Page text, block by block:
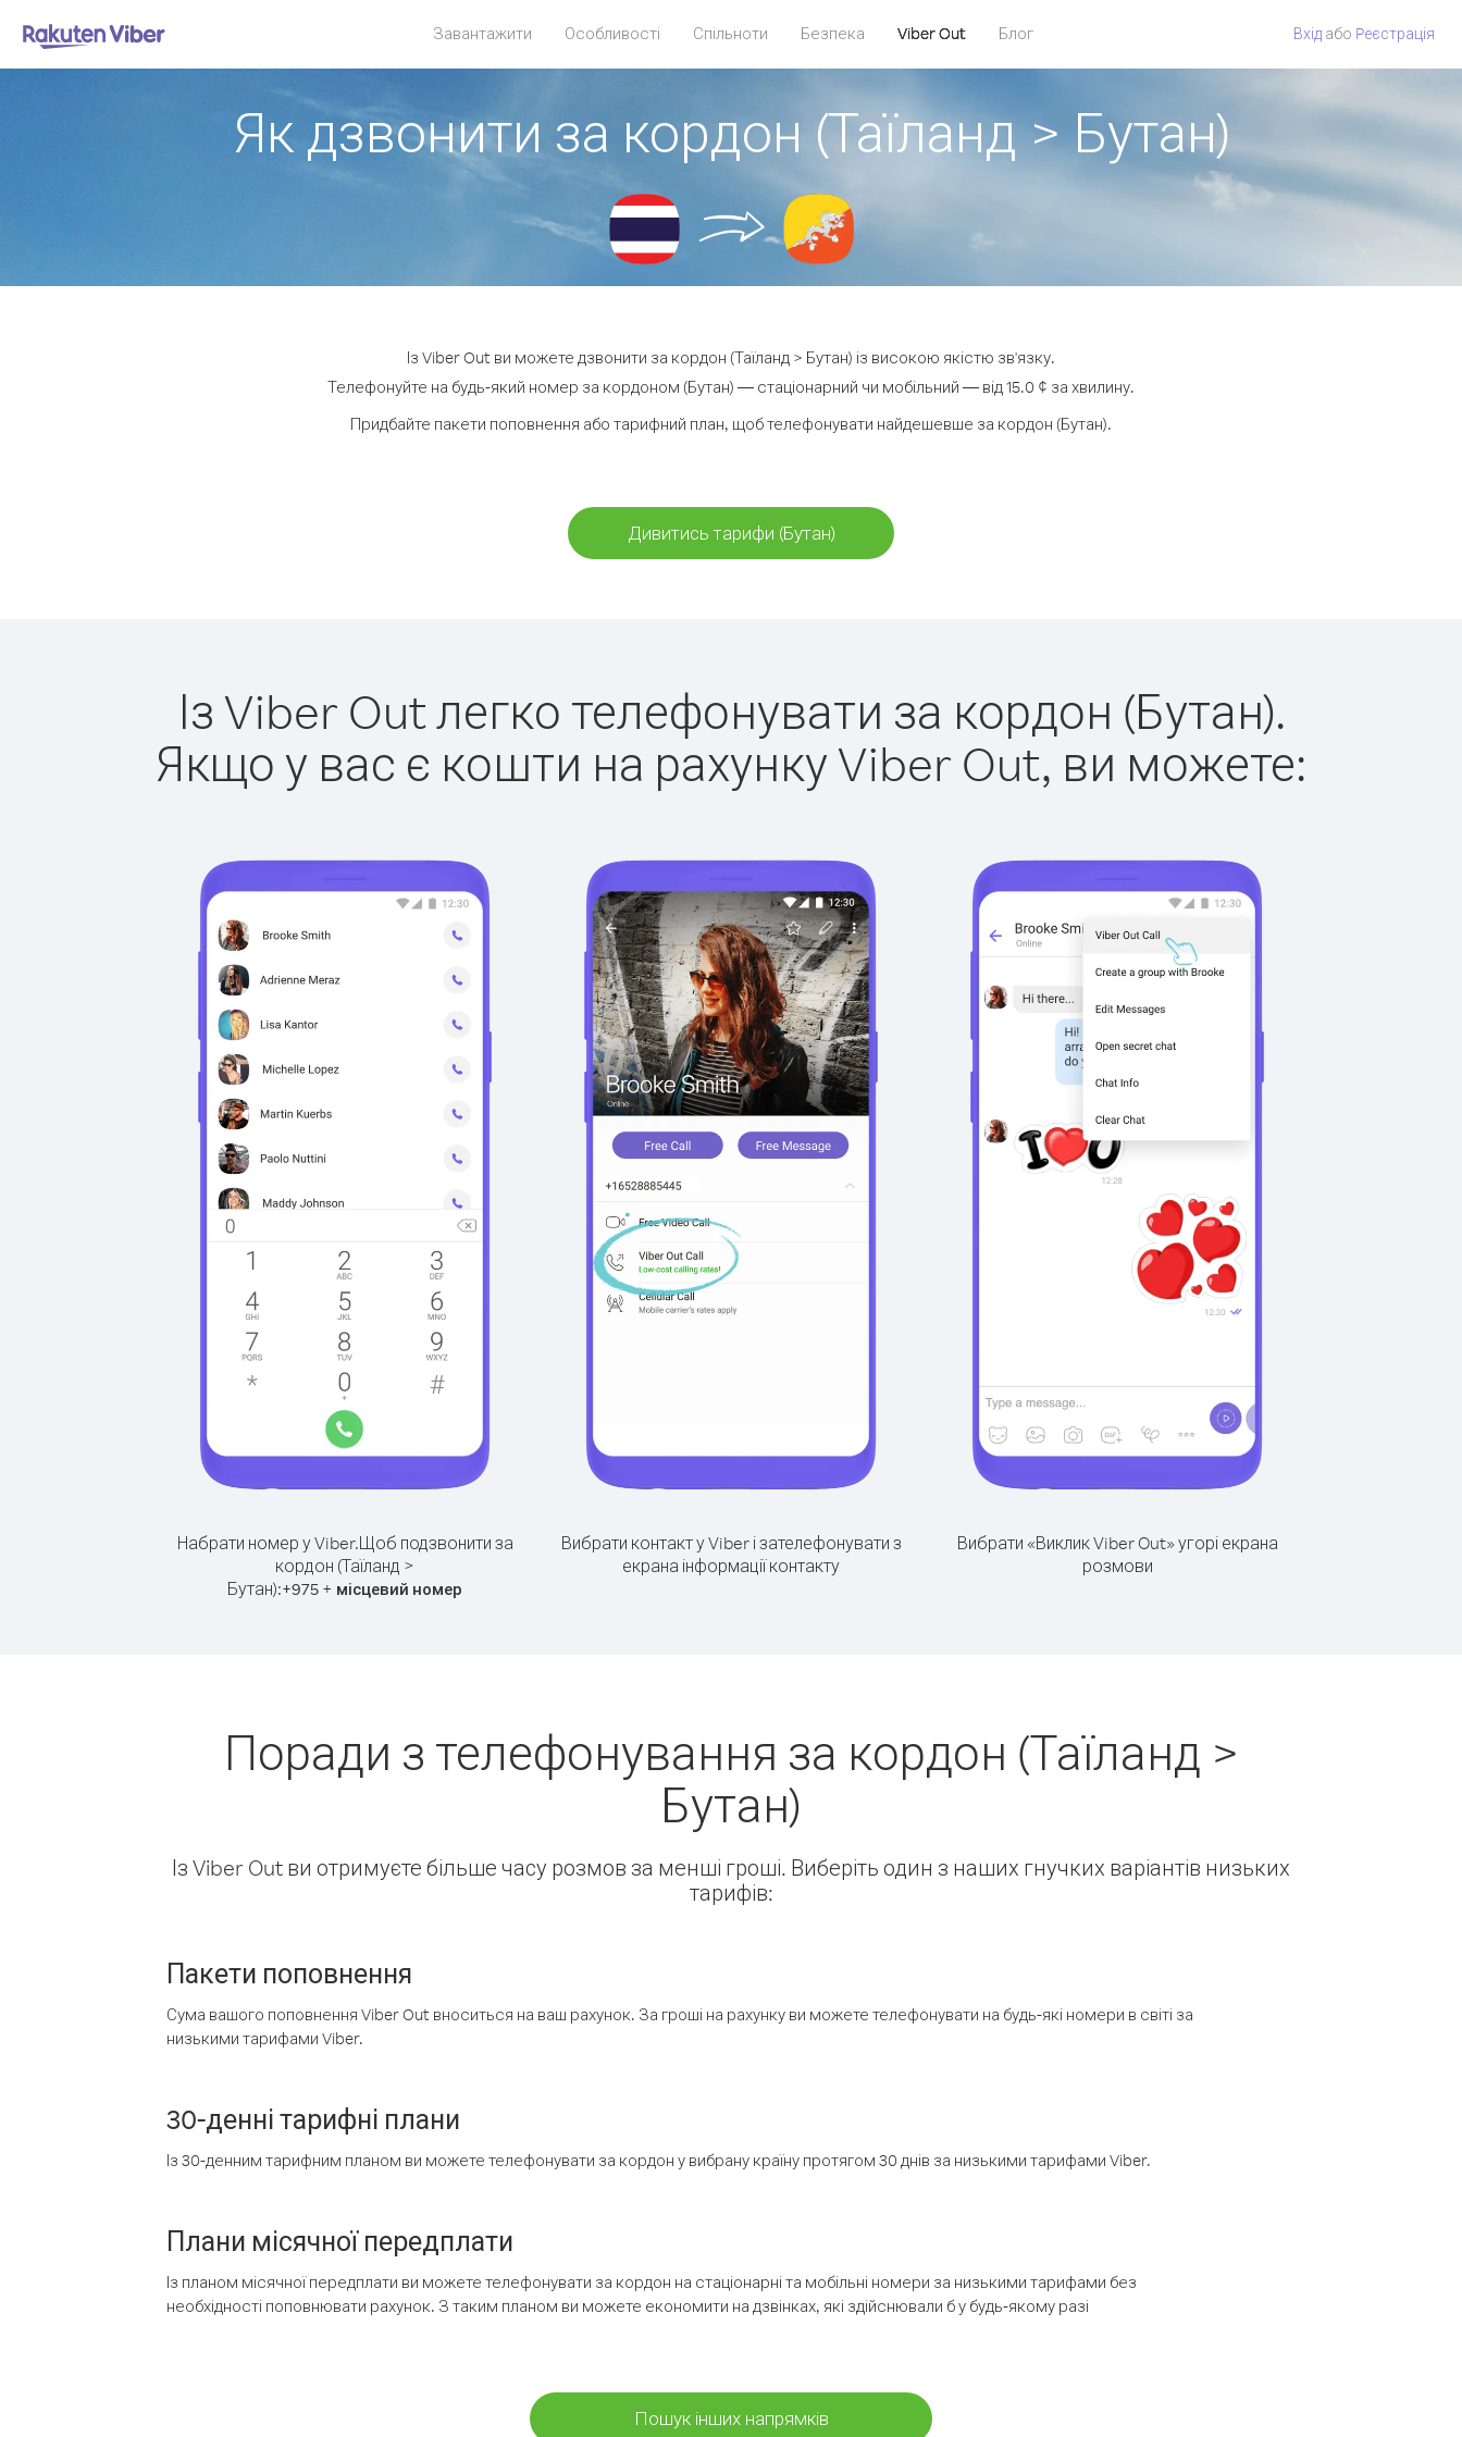
Завантажити Особливості Спільноти Безпека Viber Out Блог Вхід або Pеєстрація
Як дзвонити за кордон (Таїланд > Бутан)
Із Viber Out ви можете дзвонити за кордон (Таїланд > Бутан) із високою якістю зв'язку.
Телефонуйте на будь-який номер за кордоном (Бутан) — стаціонарний чи мобільний — від 15.0 ¢ за хвилину.
Придбайте пакети поповнення або тарифний план, щоб телефонувати найдешевше за кордон (Бутан).
Дивитись тарифи (Бутан)
Із Viber Out легко телефонувати за кордон (Бутан).
Якщо у вас є кошти на рахунку Viber Out, ви можете:
Набрати номер у Viber.Щоб подзвонити за
кордон (Таїланд >
Бутан):+975 + місцевий номер
Вибрати контакт у Viber і зателефонувати з
екрана інформації контакту
Вибрати «Виклик Viber Out» угорі екрана
розмови
Поради з телефонування за кордон (Таїланд >
Бутан)
Із Viber Out ви отримуєте більше часу розмов за менші гроші. Виберіть один з наших гнучких варіантів низьких
тарифів:
Пакети поповнення
Сума вашого поповнення Viber Out вноситься на ваш рахунок. За гроші на рахунку ви можете телефонувати на будь-які номери в світі за
низькими тарифами Viber.
30-денні тарифні плани
Із 30-денним тарифним планом ви можете телефонувати за кордон у вибрану країну протягом 30 днів за низькими тарифами Viber.
Плани місячної передплати
Із планом місячної передплати ви можете телефонувати за кордон на стаціонарні та мобільні номери за низькими тарифами без
необхідності поповнювати рахунок. З таким планом ви можете економити на дзвінках, які здійснювали б у будь-якому разі
Пошук інших напрямків